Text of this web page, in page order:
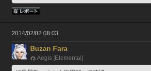
2014/02/02 08:03
Buzan Fara
Aegis [Elemental]